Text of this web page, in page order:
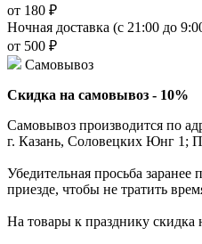
от 180 ₽
Ночная доставка (с 21:00 до
от 500 ₽
Самовывоз
Скидка на самовывоз - 10%
Самовывоз производится по
г. Казань, Соловецких Юнг 1;
Убедительная просьба
приезде, чтобы не тратить
На товары к празднику скидка